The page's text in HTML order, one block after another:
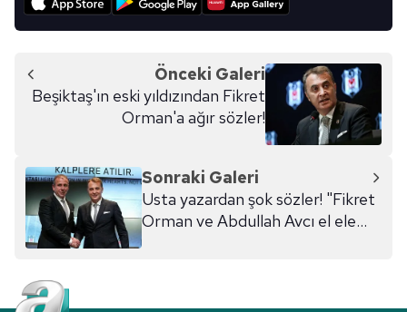
Önceki Galeri
Beşiktaş'ın eski yıldızından Fikret
Orman'a ağır sözler!
Sonraki Galeri
Usta yazardan şok sözler! "Fikret
Orman ve Abdullah Avcı el ele